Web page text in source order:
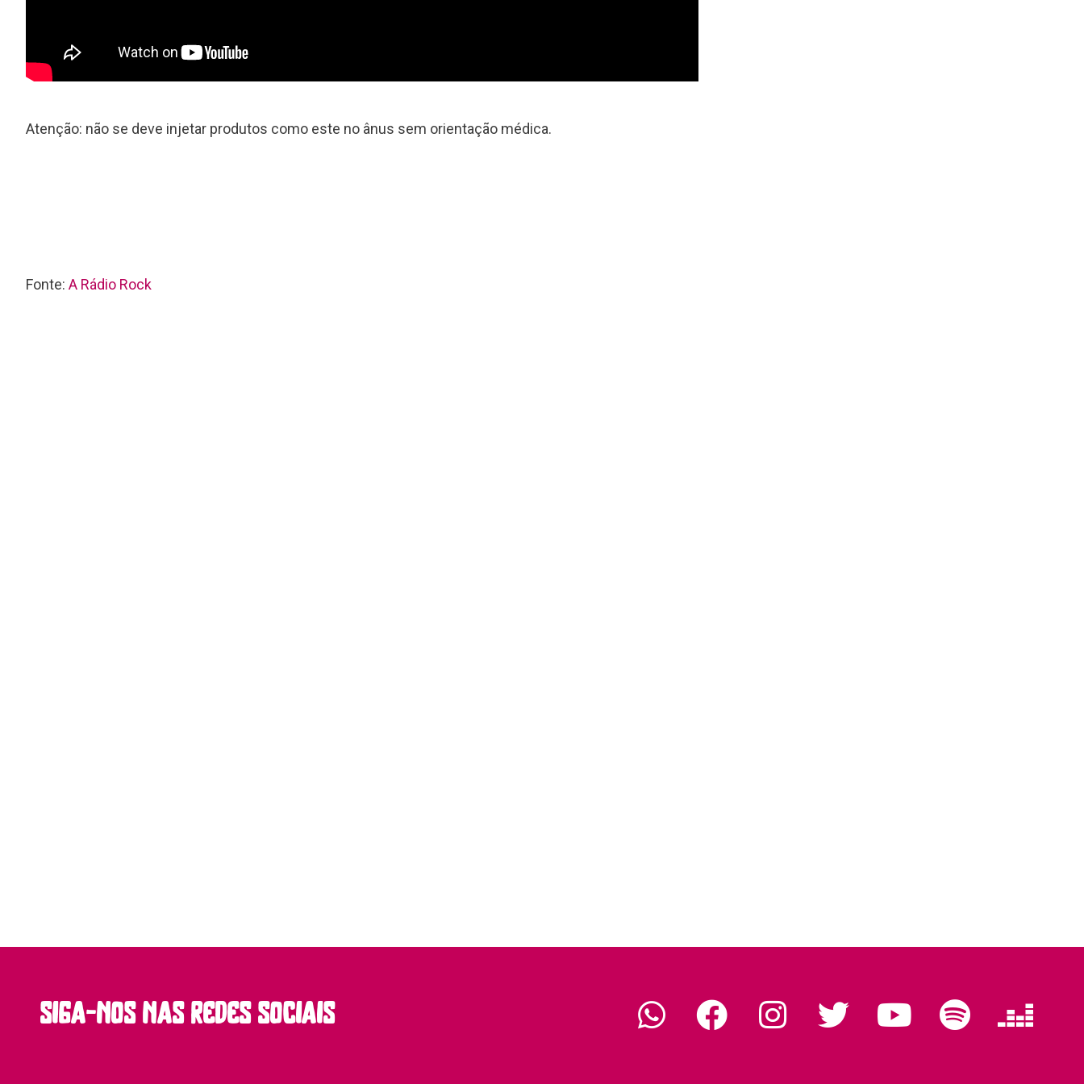
Atenção: não se deve injetar produtos como este no ânus sem orientação médica.
Fonte: A Rádio Rock
siga-nos nas redes sociais